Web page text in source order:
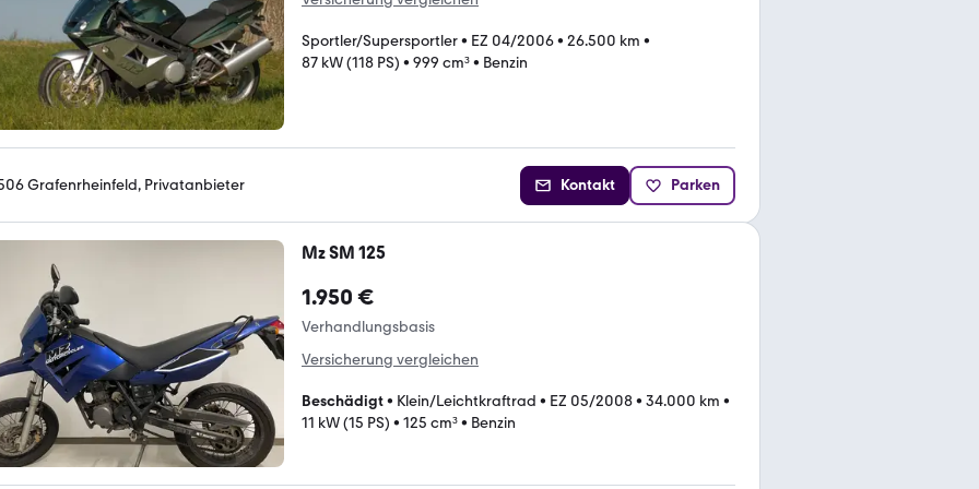
Sportler/Supersportler• EZ 04/2006• 26.500 km •
87 kW (118 PS) • 999 cm³• Benzin
Grafenrheinfeld, Privatanbieter Kontakt Parken
Mz SM 125
1.950 €
Verhandlungsbasis
Versicherung vergleichen
Beschädigt• Klein/Leichtkraftrad • EZ 05/2008• 34.000 km •
11 kW (15 PS) • 125 cm³• Benzin